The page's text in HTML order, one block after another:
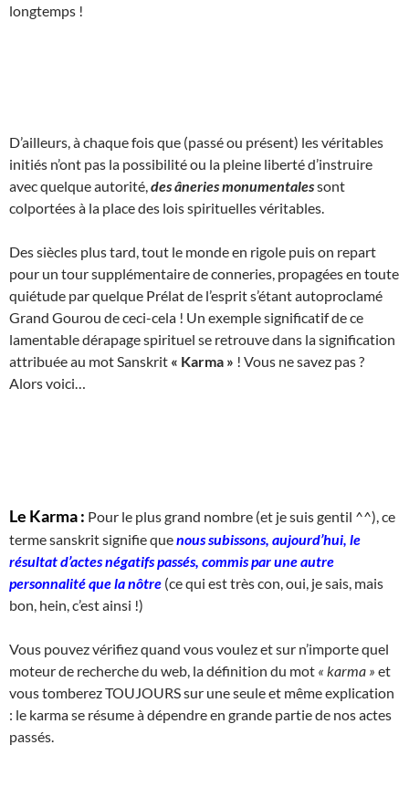
longtemps !
D’ailleurs, à chaque fois que (passé ou présent) les véritables
initiés n’ont pas la possibilité ou la pleine liberté d’instruire
avec quelque autorité, des âneries monumentalessont
colportées à la place des lois spirituelles véritables.
Des siècles plus tard, tout le monde en rigole puis on repart
pour un tour supplémentaire de conneries, propagées en toute
quiétude par quelque Prélat de l’esprit s’étant autoproclamé
Grand Gourou de ceci-cela ! Un exemple significatif de ce
lamentable dérapage spirituel se retrouve dans la signification
attribuée au mot Sanskrit « Karma » ! Vous ne savez pas ?
Alors voici…
Le Karma : Pour le plus grand nombre (et je suis gentil ^^), ce
terme sanskrit signifie quenous subissons, aujourd’hui, le
résultat d’actes négatifs passés, commis par une autre
personnalité que la nôtre (ce qui est très con, oui, je sais, mais
bon, hein, c’est ainsi !)
Vous pouvez vérifiez quand vous voulez et sur n’importe quel
moteur de recherche du web, la définition du mot « karma » et
vous tomberez TOUJOURS sur une seule et même explication
: le karma se résume à dépendre en grande partie de nos actes
passés.